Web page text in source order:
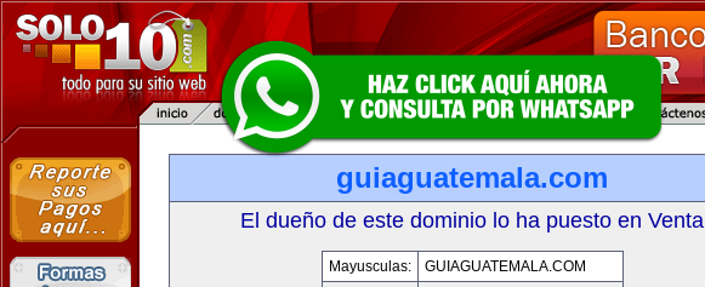
guiaguatemala.com
El dueño de este dominio lo ha puesto en Venta
Mayusculas:
GUIAGUATEMALA.COM